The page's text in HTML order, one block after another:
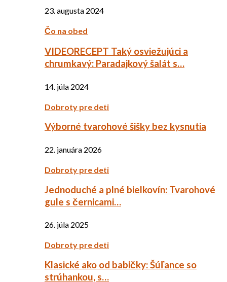
23. augusta 2024
Čo na obed
VIDEORECEPT Taký osviežujúci a
chrumkavý: Paradajkový šalát s…
14. júla 2024
Dobroty pre deti
Výborné tvarohové šišky bez kysnutia
22. januára 2026
Dobroty pre deti
Jednoduché a plné bielkovín: Tvarohové
gule s černicami…
26. júla 2025
Dobroty pre deti
Klasické ako od babičky: Šúľance so
strúhankou, s…